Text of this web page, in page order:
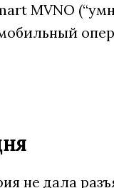
MVNO
не дала